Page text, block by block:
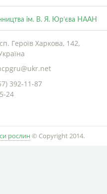
ім. В. Я. Юр’єва НААН
Героїв Харкова, 142,
392-11-87
24
рослин © Copyright 2014.